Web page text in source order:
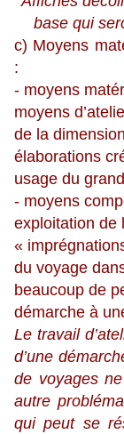
base qui
c) Moyens
:
- moyens
moyens
de la
élaborations
usage du
- moyens
exploitation de
«
du voyage
beaucoup de
démarche à
Le travail
d’une
de voyages
autre
qui peut se